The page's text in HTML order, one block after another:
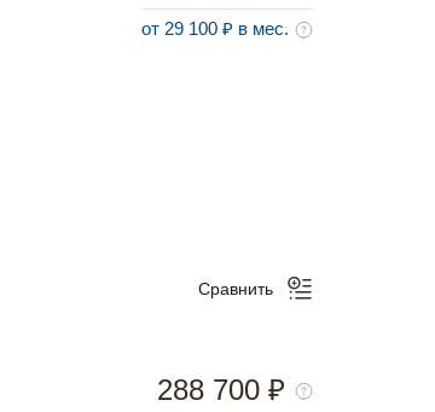
от 29 100 ₽ в мес.
Сравнить
288 700 ₽